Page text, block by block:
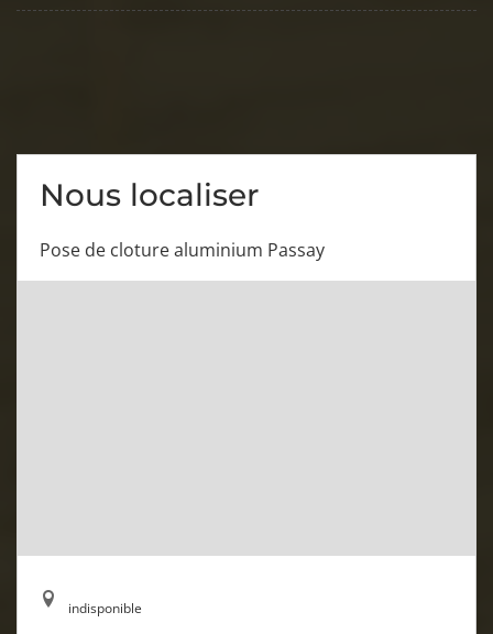
Nous localiser
Pose de cloture aluminium Passay
indisponible